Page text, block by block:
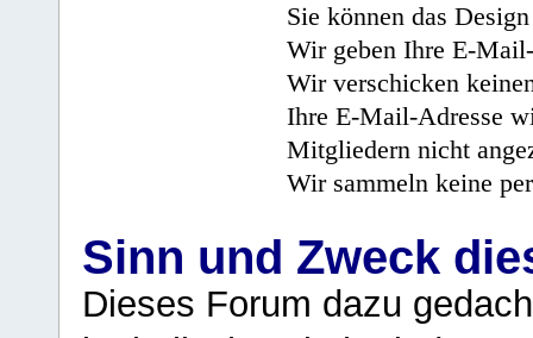
Sie können das
Wir geben Ihre E-
Wir verschicken
Ihre E-Mail-Adresse
Mitgliedern nicht
Wir sammeln keine
Sinn und Zweck
Dieses Forum dazu